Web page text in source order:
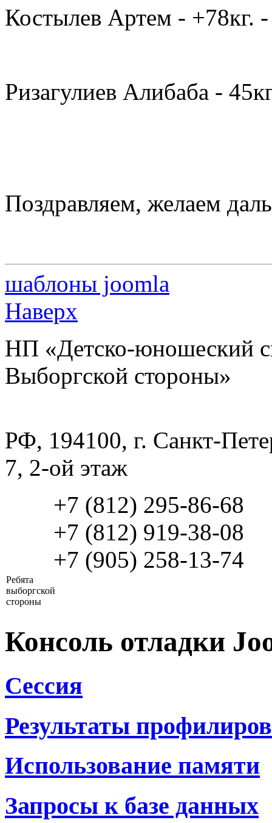
Костылев Артем - +78кг.
Ризагулиев Алибаба -
Поздравляем, желаем
шаблоны joomla
Наверх
НП «Детско-юношеский
Выборгской стороны»
РФ, 194100, г. Санкт-
7, 2-ой этаж
+7 (812) 295-86-68
+7 (812) 919-38-08
+7 (905) 258-13-74
Ребята
выборгской
стороны
Консоль отладки
Сессия
Результаты
Использование памяти
Запросы к базе данных